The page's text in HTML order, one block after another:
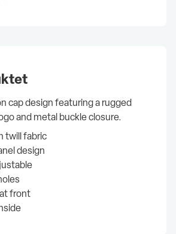
cap design featuring a rugged
and metal buckle closure.
twill fabric
design
front